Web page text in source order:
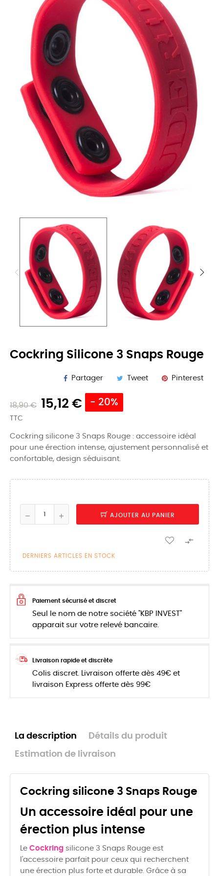
Cockring Silicone 3 Snaps Rouge
Partager Tweet Pinterest
18,90 € 15,12 € - 20%
TTC
Cockring silicone 3 Snaps Rouge : accessoire idéal
pour une érection intense, ajustement personnalisé et
confortable, design séduisant.
AJOUTER AU PANIER

DERNIERS ARTICLES EN STOCK
Paiement sécurisé et discret
Seul le nom de notre société "KBP INVEST"
apparait sur votre relevé bancaire.
Livraison rapide et discrète
Colis discret. Livraison offerte dès 49€ et
livraison Express offerte dès 99€
La description Détails du produit
Estimation de livraison
Cockring silicone 3 Snaps Rouge
Un accessoire idéal pour une
érection plus intense
Le Cockring silicone 3 Snaps Rouge est
l'accessoire parfait pour ceux qui recherchent
une érection plus forte et durable. Grâce à sa